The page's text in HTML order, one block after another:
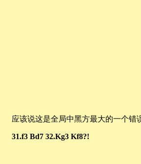
应该说这是全局中黑方最大的一个错
31.f3 Bd7 32.Kg3 Kf8?!